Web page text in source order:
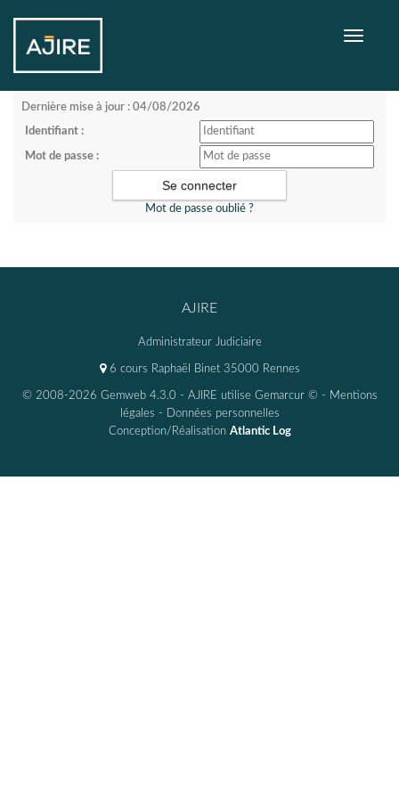
Toggle
Dernière mise à jour : 04/08/2026
Identifiant :
Mot de passe :
Mot de passe oublié ?
AJIRE
Administrateur Judiciaire
6 cours Raphaël Binet 35000 Rennes
© 2008-2026 Gemweb 4.3.0 - AJIRE utilise Gemarcur © - Mentions
légales - Données personnelles
Conception/Réalisation Atlantic Log